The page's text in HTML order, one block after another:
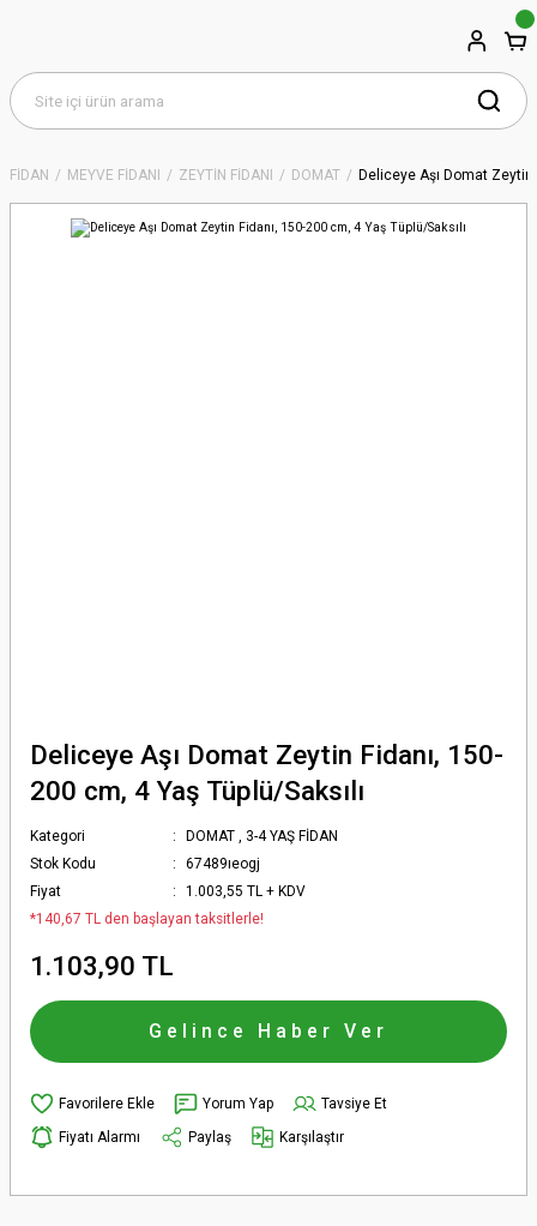
FİDAN MEYVE FİDANI ZEYTİN FİDANI DOMAT Deliceye Aşı Domat Zeytin
Deliceye Aşı Domat Zeytin Fidanı, 150-
200 cm, 4 Yaş Tüplü/Saksılı
Kategori DOMAT , 3-4 YAŞ FİDAN
Stok Kodu
67489ıeogj
Fiyat
1.003,55 TL + KDV
*140,67 TL den başlayan taksitlerle!
1.103,90 TL
Gelince Haber Ver
Yorum Yap
Tavsiye Et
Fiyatı Alarmı
Paylaş Karşılaştır